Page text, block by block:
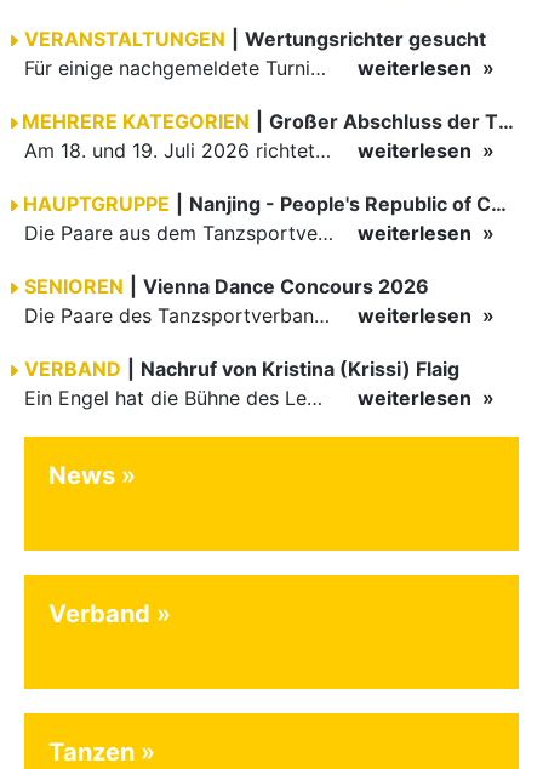
VERANSTALTUNGEN
Wertungsrichter gesucht
Für einige nachgemeldete Turniere im 2 Halbjahr sucht der ZWE noch Wertungsrichter.
weiterlesen
MEHRERE KATEGORIEN
Großer Abschluss der TBW-Trophy in Weinheim
Am 18. und 19. Juli 2026 richtete die Tanzsportabteilung (TSA) der TSG 1862 Weinheim das Abschlussturnier der diesjährigen TBW-Trophy-Serie aus. Zum traditionellen Saisonfinale kamen rund 400 Starts über…
weiterlesen
HAUPTGRUPPE
Nanjing - People's Republic of China
Die Paare aus dem Tanzsportverband Baden-Württemberg (TBW) haben beim hochklassig besetzten WDSF GrandSlam im chinesischen Nanjing wieder einmal auf internationalem Top-Niveau geglänzt. Das…
weiterlesen
SENIOREN
Vienna Dance Concours 2026
Die Paare des Tanzsportverbandes Baden-Württemberg (TBW) glänzten auf dem internationalen Parkett des Vienna Dance Concourse 2026 im Wiener Rathaus mit hervorragenden Platzierungen Ergebnisse unter: …
weiterlesen
VERBAND
Nachruf von Kristina (Krissi) Flaig
Ein Engel hat die Bühne des Lebens verlassen. Viel zu früh, plötzlich und für uns alle unfassbar, wurde unsere geliebte Kristina (Krissi) Flaig im Alter von 36 Jahren aus dem Leben gerissen. Das Tanzen…
weiterlesen
News
Verband
Tanzen